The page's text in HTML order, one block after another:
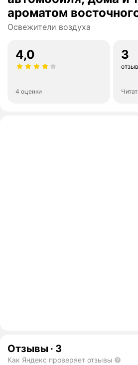
ароматом
Sheikh
Освежители воздуха
4,0
4 оценки
3
Отзывы · 3
Как Яндекс проверяет отзывы